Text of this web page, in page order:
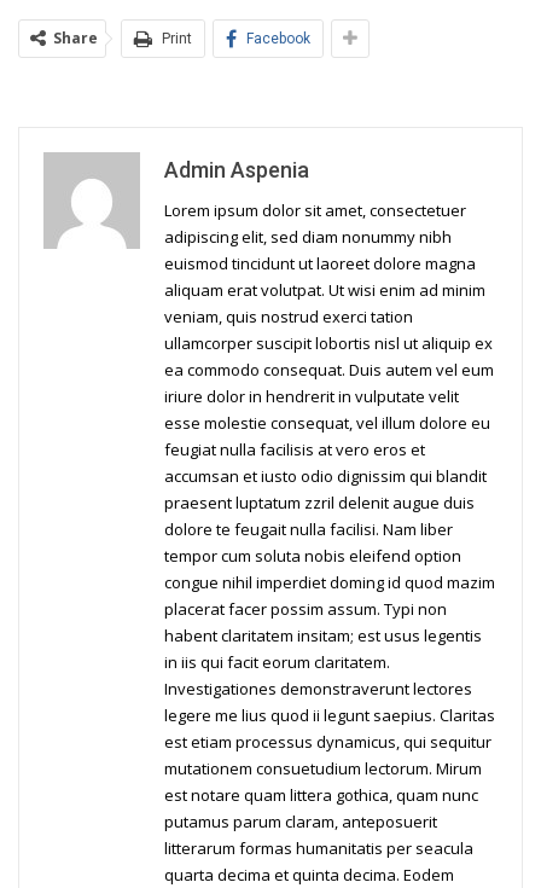
Share Print Facebook
Admin Aspenia
Lorem ipsum dolor sit amet, consectetuer
adipiscing elit, sed diam nonummy nibh
euismod tincidunt ut laoreet dolore magna
aliquam erat volutpat. Ut wisi enim ad minim
veniam, quis nostrud exerci tation
ullamcorper suscipit lobortis nisl ut aliquip ex
ea commodo consequat. Duis autem vel eum
iriure dolor in hendrerit in vulputate velit
esse molestie consequat, vel illum dolore eu
feugiat nulla facilisis at vero eros et
accumsan et iusto odio dignissim qui blandit
praesent luptatum zzril delenit augue duis
dolore te feugait nulla facilisi. Nam liber
tempor cum soluta nobis eleifend option
congue nihil imperdiet doming id quod mazim
placerat facer possim assum. Typi non
habent claritatem insitam; est usus legentis
in iis qui facit eorum claritatem.
Investigationes demonstraverunt lectores
legere me lius quod ii legunt saepius. Claritas
est etiam processus dynamicus, qui sequitur
mutationem consuetudium lectorum. Mirum
est notare quam littera gothica, quam nunc
putamus parum claram, anteposuerit
litterarum formas humanitatis per seacula
quarta decima et quinta decima. Eodem